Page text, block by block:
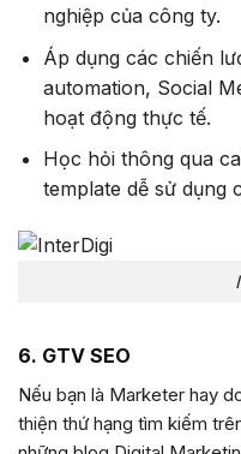
nghiệp của công ty.
Áp dụng các chiến
automation, Social
hoạt động thực tế.
Học hỏi thông qua
template dễ sử dụng
6. GTV SEO
Nếu bạn là Marketer hay
thiện thứ hạng tìm kiếm